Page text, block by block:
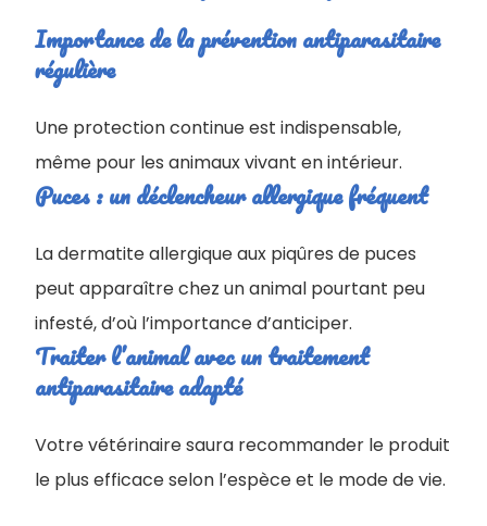
Importance de la prévention antiparasitaire
régulière
Une protection continue est indispensable,
même pour les animaux vivant en intérieur.
Puces : un déclencheur allergique fréquent
La dermatite allergique aux piqûres de puces
peut apparaître chez un animal pourtant peu
infesté, d’où l’importance d’anticiper.
Traiter l’animal avec un traitement
antiparasitaire adapté
Votre vétérinaire saura recommander le produit
le plus efficace selon l’espèce et le mode de vie.